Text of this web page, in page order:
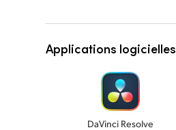
Applications logicielles
DaVinci Resolve